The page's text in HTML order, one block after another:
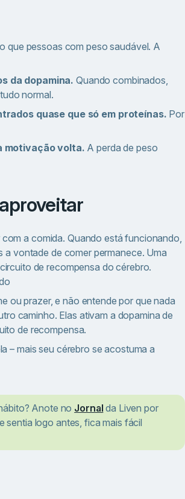
que pessoas com peso saudável. A
da dopamina. Quando combinados,
normal.
quase que só em proteínas. Por
motivação volta. A perda de peso
a comida. Quando está funcionando,
vontade de comer permanece. Uma
de recompensa do cérebro.
ou prazer, e não entende por que nada
caminho. Elas ativam a dopamina de
de recompensa.
– mais seu cérebro se acostuma a
Anote no Jornal da Liven por
sentia logo antes, fica mais fácil